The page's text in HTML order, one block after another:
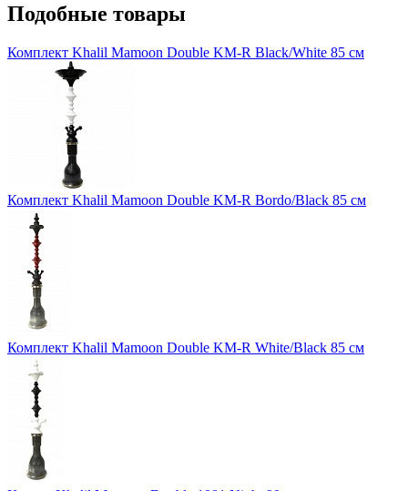
Подобные товары
Комплект Khalil Mamoon Double KM-R Black/White 85 см
Комплект Khalil Mamoon Double KM-R Bordo/Black 85 см
Комплект Khalil Mamoon Double KM-R White/Black 85 см